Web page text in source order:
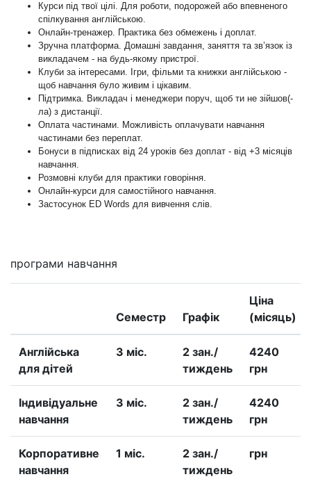
Курси під твої цілі. Для роботи, подорожей або впевненого
спілкування англійською.
Онлайн-тренажер. Практика без обмежень і доплат.
Зручна платформа. Домашні завдання, заняття та зв’язок із
викладачем - на будь-якому пристрої.
Клуби за інтересами. Ігри, фільми та книжки англійською -
щоб навчання було живим і цікавим.
Підтримка. Викладач і менеджери поруч, щоб ти не зійшов(-
ла) з дистанції.
Оплата частинами. Можливість оплачувати навчання
частинами без переплат.
Бонуси в підписках від 24 уроків без доплат - від +3 місяців
навчання.
Розмовні клуби для практики говоріння.
Онлайн-курси для самостійного навчання.
Застосунок ED Words для вивчення слів.
програми навчання
Семестр Графік
Ціна
(місяць)
Англійська
для дітей
3 міс.
2 зан./
тиждень
4240
грн
Iндивідуальне
навчання
3 міс.
2 зан./
тиждень
4240
грн
Корпоративне
навчання
1 міс.
2 зан./
тиждень
грн